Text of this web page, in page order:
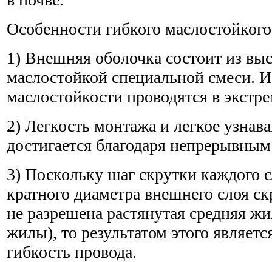
Особенности гибкого
1) Внешняя оболочка состоит из
маслостойкой специальной смеси.
маслостойкости проводятся в
2) Легкость монтажа и легкое
достигается благодаря
3) Поскольку шаг скрутки каждого
кратного диаметра внешнего слоя
не разрешена растянутая средняя
жилы), то результатом этого
гибкость провода.